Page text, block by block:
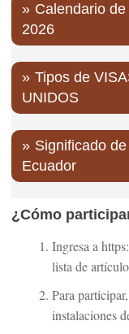
Calendario
2026
Tipos de
UNIDOS
Significado
Ecuador
¿Cómo
Ingresa a
lista de
Para
instalaciones